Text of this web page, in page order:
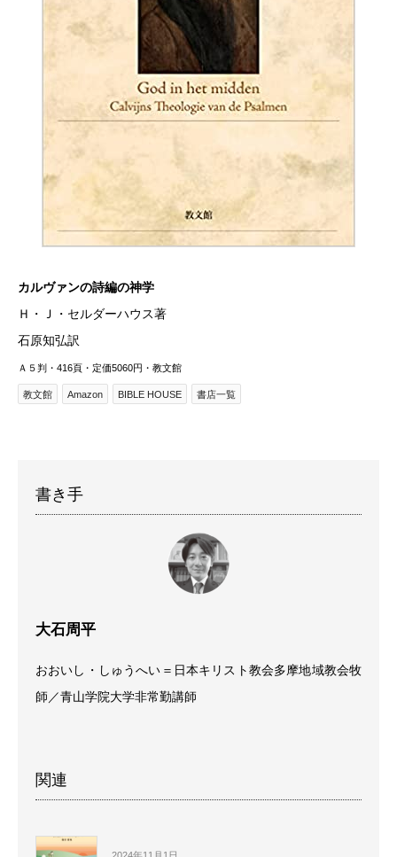
カルヴァンの詩編の神学
Ｈ・Ｊ・セルダーハウス著
石原知弘訳
Ａ５判・416頁・定価5060円・教文館
教文館 Amazon BIBLE HOUSE 書店一覧
書き手
大石周平
おおいし・しゅうへい＝日本キリスト教会多摩地域教会牧
師／青山学院大学非常勤講師
関連